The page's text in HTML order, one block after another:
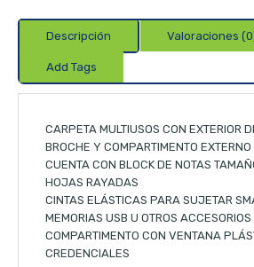
Descripción Valoraciones
Add Tags
CARPETA MULTIUSOS CON EXTERIOR
BROCHE Y COMPARTIMENTO
CUENTA CON BLOCK DE NOTAS
HOJAS RAYADAS
CINTAS ELÁSTICAS PARA SUJETAR
MEMORIAS USB U OTROS ACCESORIOS
COMPARTIMENTO CON VENTANA
CREDENCIALES